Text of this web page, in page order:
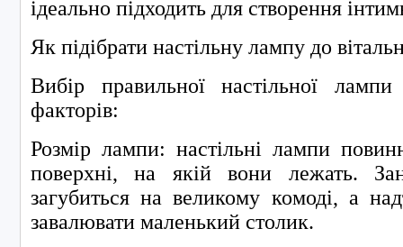
ідеально підходить для створення
Як підібрати настільну лампу до
Вибір правильної настільної
факторів:
Розмір лампи: настільні лампи
поверхні, на якій вони лежать.
загубиться на великому комоді, а
завалювати маленький столик.